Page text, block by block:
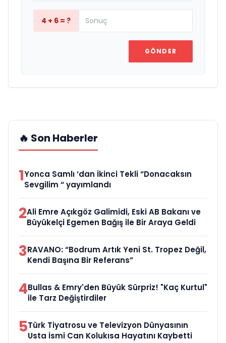
4 + 6 = ?
GÖNDER
🔥 Son Haberler
1Yonca Samlı ‘dan İkinci Tekli “Donacaksın
Sevgilim “ yayımlandı
2Ali Emre Açıkgöz Galimidi, Eski AB Bakanı ve
Büyükelçi Egemen Bağış ile Bir Araya Geldi
3RAVANO: “Bodrum Artık Yeni St. Tropez Değil,
Kendi Başına Bir Referans”
4Bullas & Emry'den Büyük Sürpriz! "Kaç Kurtul"
ile Tarz Değiştirdiler
5Türk Tiyatrosu ve Televizyon Dünyasının
Usta İsmi Can Kolukısa Hayatını Kaybetti